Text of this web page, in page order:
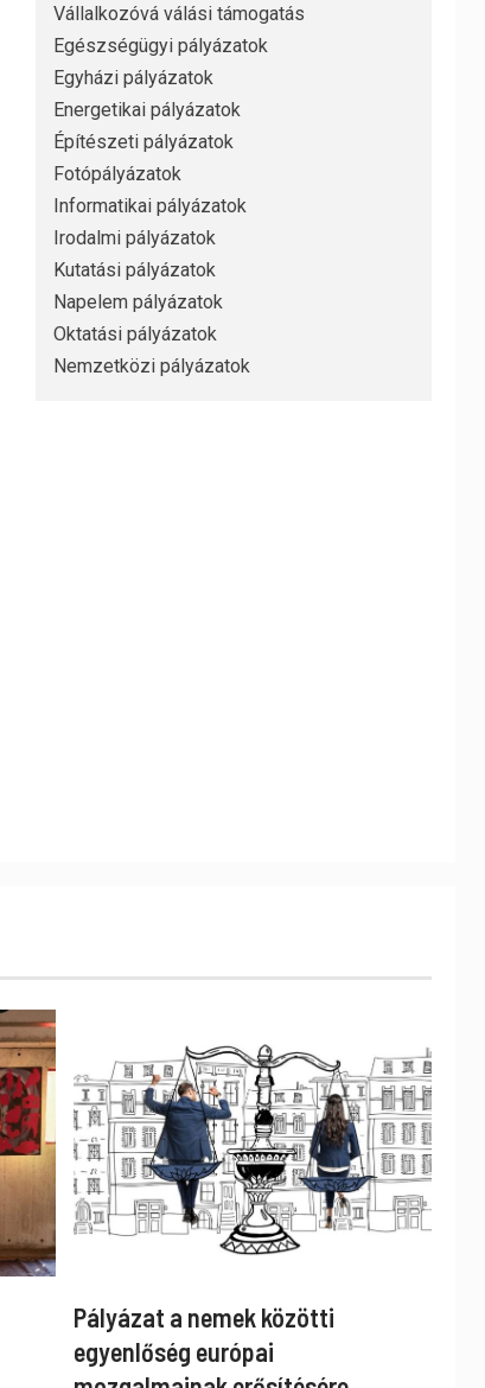
Vállalkozóvá válási támogatás
Egészségügyi pályázatok
Egyházi pályázatok
Energetikai pályázatok
Építészeti pályázatok
Fotópályázatok
Informatikai pályázatok
Irodalmi pályázatok
Kutatási pályázatok
Napelem pályázatok
Oktatási pályázatok
Nemzetközi pályázatok
Pályázat a nemek közötti
egyenlőség európai